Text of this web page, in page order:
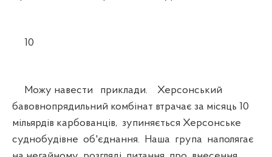
10
Можу навести приклади. Херсонський
бавовнопрядильний комбінат втрачає за місяць 10
мільярдів карбованців, зупиняється Херсонське
суднобудівне об'єднання. Наша група наполягає